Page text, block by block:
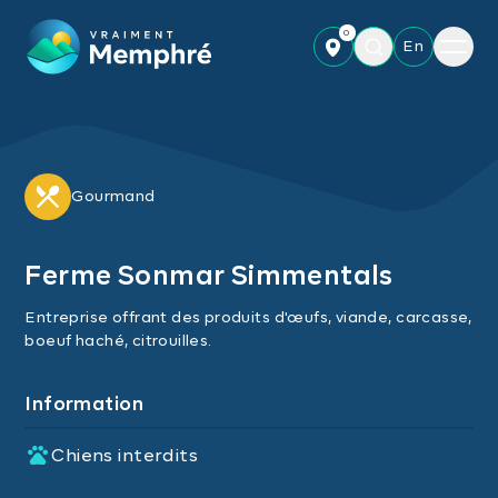
0
En
Menu
Gourmand
Ferme Sonmar Simmentals
Entreprise offrant des produits d'œufs, viande, carcasse,
boeuf haché, citrouilles.
Information
Chiens interdits